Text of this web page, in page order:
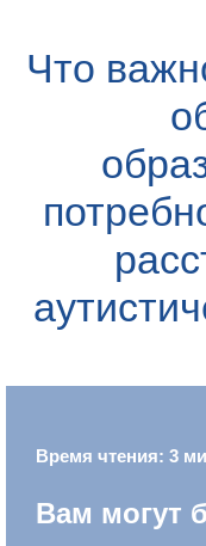
Что
Время чтения: 3
Вам могут